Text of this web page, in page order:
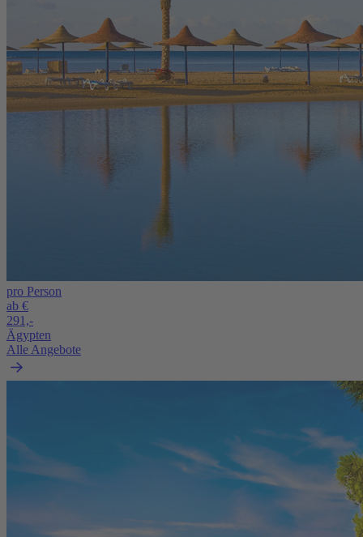
pro Person
ab €
291,-
Ägypten
Alle Angebote